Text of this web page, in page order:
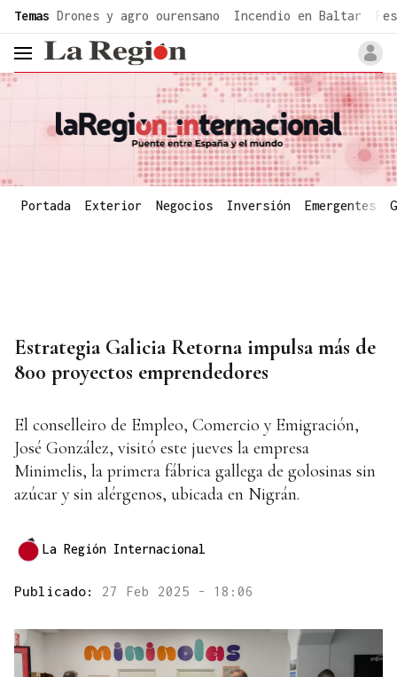
Temas Drones y agro ourensano Incendio en Baltar
header.menu.open
Portada Exterior Negocios Inversión Emergentes
Estrategia Galicia Retorna impulsa más de
800 proyectos emprendedores
El conselleiro de Empleo, Comercio y Emigración,
José González, visitó este jueves la empresa
Minimelis, la primera fábrica gallega de golosinas sin
azúcar y sin alérgenos, ubicada en Nigrán.
La Región Internacional
Publicado: 27 Feb 2025 - 18:06